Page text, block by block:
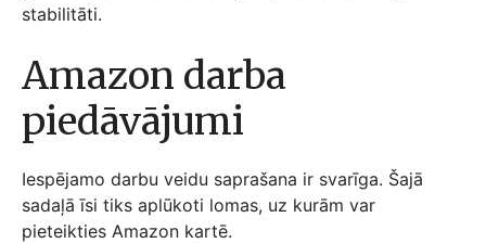
stabilitāti.
Amazon darba
piedāvājumi
Iespējamo darbu veidu saprašana ir svarīga. Šajā
sadaļā īsi tiks aplūkoti lomas, uz kurām var
pieteikties Amazon kartē.